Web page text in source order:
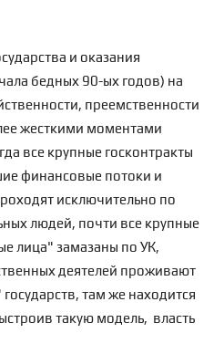
и оказания
бедных 90-ых годов) на
преемственности
жесткими моментами
все крупные госконтракты
финансовые потоки и
исключительно по
людей, почти все крупные
лица" замазаны по УК,
деятелей проживают
там же находится
такую модель, власть